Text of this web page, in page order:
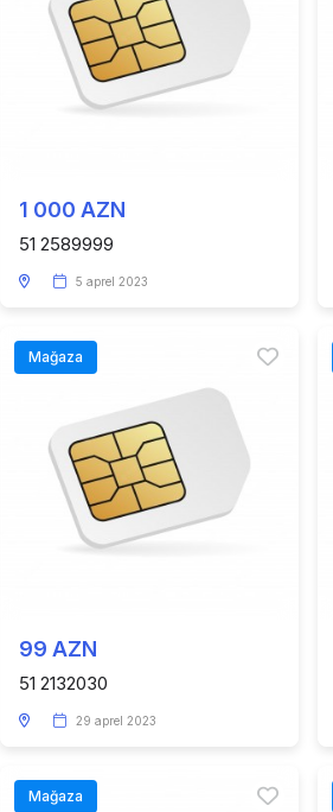
1 000 AZN
51 2589999
5 aprel 2023
Mağaza
99 AZN
51 2132030
29 aprel 2023
Mağaza